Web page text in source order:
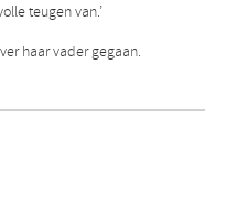
teugen van.’
haar vader gegaan.